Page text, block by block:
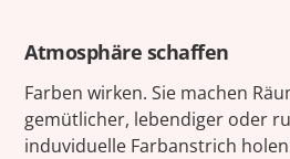
Atmosphäre schaffen
Farben wirken. Sie machen
gemütlicher, lebendiger oder
induviduelle Farbanstrich holen